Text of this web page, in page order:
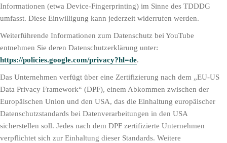
Informationen (etwa Device-Fingerprinting) im Sinne des TDDDG
umfasst. Diese Einwilligung kann jederzeit widerrufen werden.
Weiterführende Informationen zum Datenschutz bei YouTube
entnehmen Sie deren Datenschutzerklärung unter:
https://policies.google.com/privacy?hl=de.
Das Unternehmen verfügt über eine Zertifizierung nach dem „EU-US
Data Privacy Framework“ (DPF), einem Abkommen zwischen der
Europäischen Union und den USA, das die Einhaltung europäischer
Datenschutzstandards bei Datenverarbeitungen in den USA
sicherstellen soll. Jedes nach dem DPF zertifizierte Unternehmen
verpflichtet sich zur Einhaltung dieser Standards. Weitere